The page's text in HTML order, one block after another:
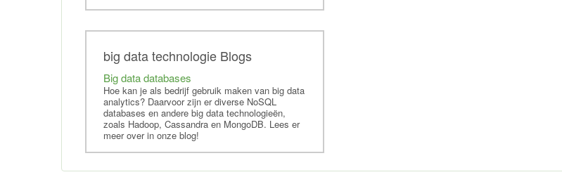
big data technologie Blogs
Big data databases
Hoe kan je als bedrijf gebruik maken van big data
analytics? Daarvoor zijn er diverse NoSQL
databases en andere big data technologieën,
zoals Hadoop, Cassandra en MongoDB. Lees er
meer over in onze blog!